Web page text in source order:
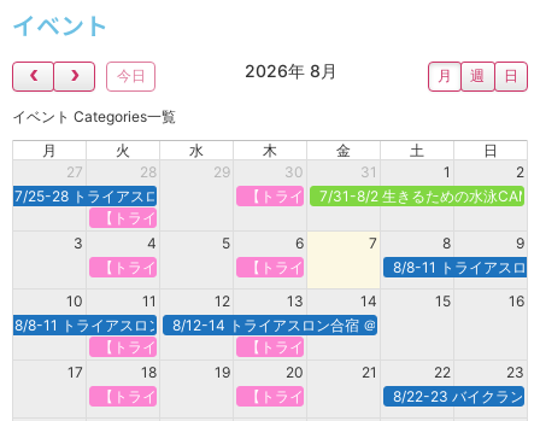
イベント
今日 月 週 日
2026年 8月
イベント Categories一覧
月
火 水 木 金 土
日
27
28 29 30 31 1
2
7/25-28 トライアスロン合宿＠新潟県村上市【トライアスロンで強くなる】定期オンラ
7/31-8/2 生きるための水泳
【トライアスロンで強くなる】定期オンライン＠火曜
3
4 5 6 7 8
9
【トライアスロンで強くなる】定期オンライン＠火曜
【トライアスロンで強くなる】定期オンラ
8/8-11 トライアスロ
10
11 12 13 14 15
16
8/8-11 トライアスロン合宿＠白馬8/12-14 トライアスロン合宿 ＠諏訪・蓼科
【トライアスロンで強くなる】定期オンライン＠火曜
【トライアスロンで強くなる】定期オンラ
17
18 19 20 21 22
23
【トライアスロンで強くなる】定期オンライン＠火曜
【トライアスロンで強くなる】定期オンラ
8/22-23 バイクラン